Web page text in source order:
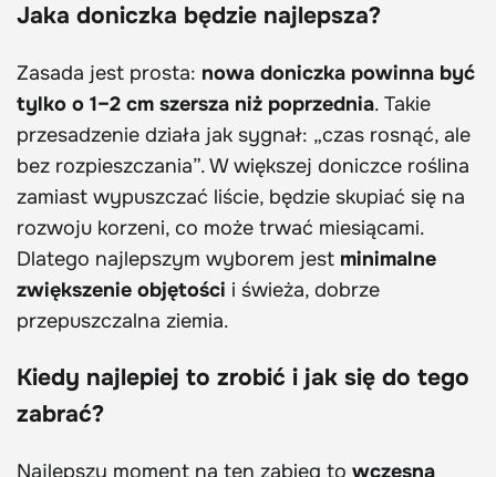
Jaka doniczka będzie najlepsza?
Zasada jest prosta: nowa doniczka powinna być
tylko o 1–2 cm szersza niż poprzednia. Takie
przesadzenie działa jak sygnał: „czas rosnąć, ale
bez rozpieszczania”. W większej doniczce roślina
zamiast wypuszczać liście, będzie skupiać się na
rozwoju korzeni, co może trwać miesiącami.
Dlatego najlepszym wyborem jest minimalne
zwiększenie objętości i świeża, dobrze
przepuszczalna ziemia.
Kiedy najlepiej to zrobić i jak się do tego
zabrać?
Najlepszy moment na ten zabieg to wczesna